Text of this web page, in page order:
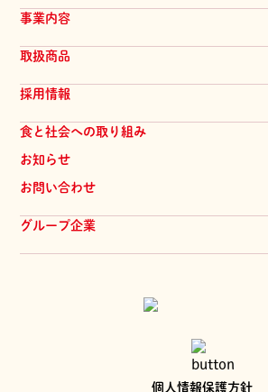
個人情報保護方針
企業理念
代表メッセージ
会社概要
拠点一覧
髙瀬物産のあゆみ
事業内容
一覧を見る
物流システム
品質管理
取扱商品
採用情報
一覧を見る
新卒採用
パート採用
食と社会への取り組み
お知らせ
お問い合わせ
グループ企業
ジーマ・髙瀬物産 株式会社